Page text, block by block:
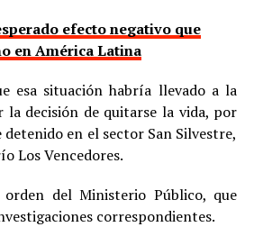
efecto negativo que
en América Latina
esa situación habría llevado a la
la decisión de quitarse la vida, por
en el sector San Silvestre,
Los Vencedores.
del Ministerio Público, que
correspondientes.